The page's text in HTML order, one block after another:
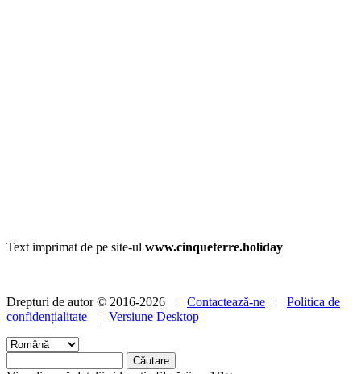
Text imprimat de pe site-ul www.cinqueterre.holiday
Drepturi de autor © 2016-2026 | Contactează-ne | Politica de
confidențialitate | Versiune Desktop